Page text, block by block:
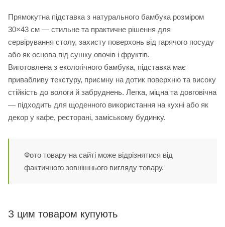
Прямокутна підставка з натурального бамбука розміром
30×43 см — стильне та практичне рішення для
сервірування столу, захисту поверхонь від гарячого посуду
або як основа під сушку овочів і фруктів.
Виготовлена з екологічного бамбука, підставка має
привабливу текстуру, приємну на дотик поверхню та високу
стійкість до вологи й забруднень. Легка, міцна та довговічна
— підходить для щоденного використання на кухні або як
декор у кафе, ресторані, заміському будинку.
Фото товару на сайті може відрізнятися від
фактичного зовнішнього вигляду товару.
З цим товаром купують